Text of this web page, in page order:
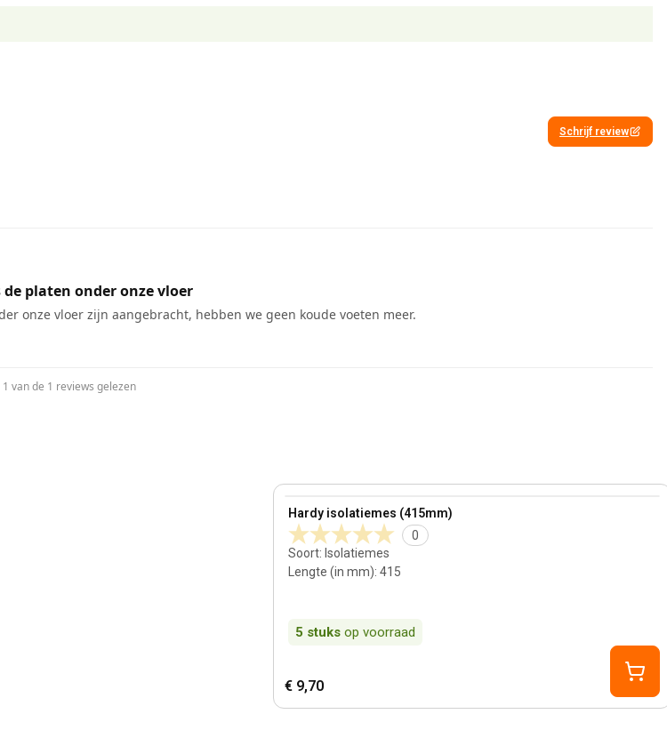
Schrijf review
platen onder onze vloer
onze vloer zijn aangebracht, hebben we geen koude voeten meer.
1 van de 1 reviews gelezen
Hardy isolatiemes (415mm)
0
Soort: Isolatiemes
Lengte (in mm):415
5 stuks op voorraad
View product
€ 9,70